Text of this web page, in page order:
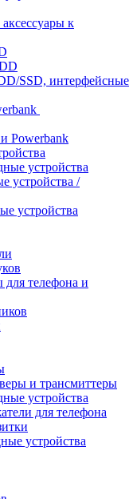
к
SSD, интерфейсные
Powerbank
устройства
устройства /
устройства
телефона и
и трансмиттеры
устройства
для телефона
устройства